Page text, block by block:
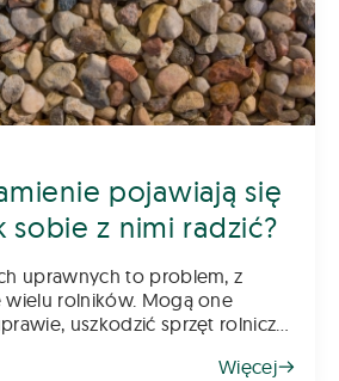
pojawiają się
sobie z nimi radzić?
uprawnych to problem, z
wielu rolników. Mogą one
uszkodzić sprzęt rolniczy
Więcej